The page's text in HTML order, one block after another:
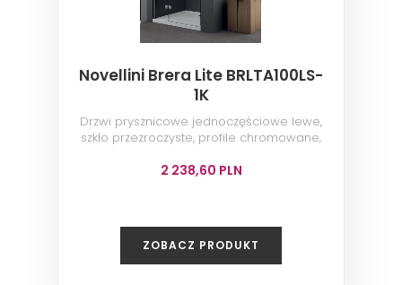
Novellini Brera Lite BRLTA100LS-
1K
Drzwi prysznicowe jednoczęściowe lewe,
szkło przezroczyste, profile chromowane,
2 238,60 PLN
ZOBACZ PRODUKT